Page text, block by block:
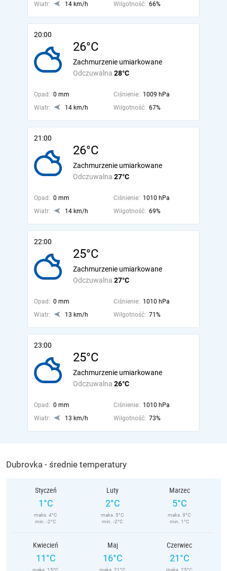
Wiatr:
14 km/h Wilgotność: 66%
20:00
26°C
Odczuwalna 28°C
Zachmurzenie umiarkowane
Opad: 0 mm Ciśnienie: 1009 hPa
Wiatr:
14 km/h Wilgotność: 67%
21:00
26°C
Odczuwalna 27°C
Zachmurzenie umiarkowane
Opad: 0 mm Ciśnienie: 1010 hPa
Wiatr:
14 km/h Wilgotność: 69%
22:00
25°C
Odczuwalna 27°C
Zachmurzenie umiarkowane
Opad: 0 mm Ciśnienie: 1010 hPa
Wiatr:
13 km/h Wilgotność: 71%
23:00
25°C
Odczuwalna 26°C
Zachmurzenie umiarkowane
Opad: 0 mm Ciśnienie: 1010 hPa
Wiatr:
13 km/h Wilgotność: 73%
Dubrovka - średnie temperatury
Styczeń
1°C
maks. 4°C
min. -2°C
Luty
2°C
maks. 5°C
min. -2°C
Marzec
5°C
maks. 9°C
min. 1°C
Kwiecień
11°C
maks. 15°C
Maj
16°C
maks. 21°C
Czerwiec
21°C
maks. 25°C